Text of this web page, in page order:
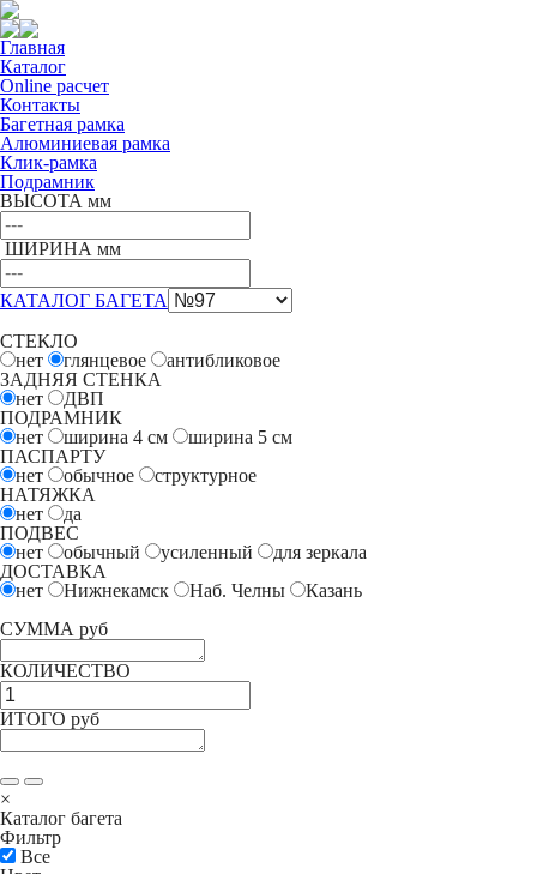
Главная
Каталог
Online расчет
Контакты
Багетная рамка
Алюминиевая рамка
Клик-рамка
Подрамник
ВЫСОТА мм
ШИРИНА мм
КАТАЛОГ БАГЕТА
СТЕКЛО
нет
глянцевое
антибликовое
ЗАДНЯЯ СТЕНКА
нет
ДВП
ПОДРАМНИК
нет
ширина 4 см ширина 5 см
ПАСПАРТУ
нет
обычное
структурное
НАТЯЖКА
нет
да
ПОДВЕС
нет
обычный усиленный
для зеркала
ДОСТАВКА
нет
Нижнекамск Наб. Челны
Казань
СУММА руб
КОЛИЧЕСТВО
ИТОГО руб
×
Каталог багета
Фильтр
Все